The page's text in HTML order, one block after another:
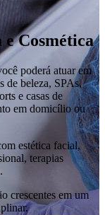
e Cosmética
poderá atuar em
de beleza, SPAs,
e casas de
em domicílio ou
estética facial,
terapias
crescentes em um